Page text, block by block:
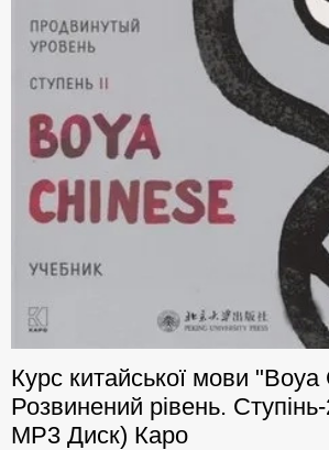
Курс китайської мови
Розвинений рівень.
МР3 Диск) Каро